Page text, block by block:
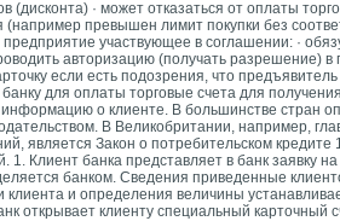
(дисконта) · может отказаться от оплаты
(например превышен лимит покупки без
участвующее в соглашении: ·
авторизацию (получать разрешение)
если есть подозрения, что
для оплаты торговые счета для
о клиенте. В большинстве стран
В Великобритании, например,
является Закон о потребительском
1. Клиент банка представляет в банк заявку
банком. Сведения приведенные
клиента и определения величины
открывает клиенту специальный карточный